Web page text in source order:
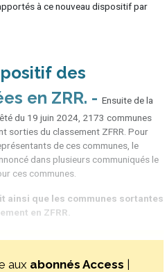
à ce nouveau dispositif par
des
en ZRR
Ensuite de la
du 19 juin 2024, 2173 communes
sorties du classement ZFRR. Pour
de ces communes, le
dans plusieurs communiqués le
ces communes.
ainsi que les communes sortantes
en ZFRR.
aux abonnés Access |